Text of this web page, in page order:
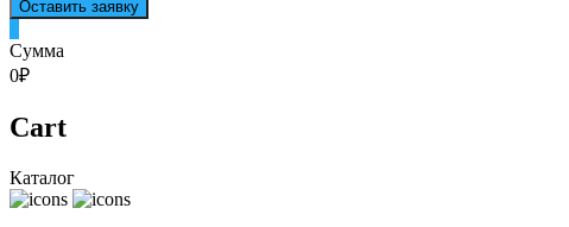
Оставить заявку
Сумма
0₽
Cart
Каталог